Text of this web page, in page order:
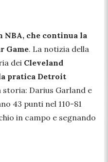
che continua la
Game. La notizia della
dei Cleveland
pratica Detroit
storia: Darius Garland e
43 punti nel 110-81
in campo e segnando